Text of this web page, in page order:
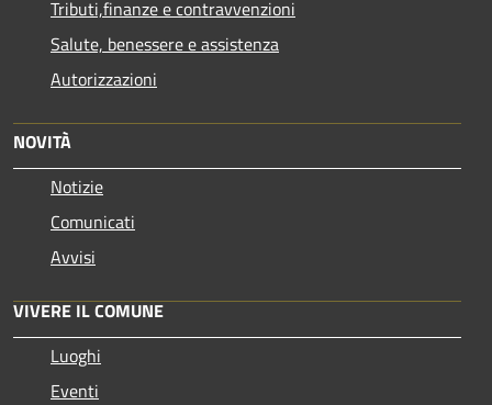
Tributi,finanze e contravvenzioni
Salute, benessere e assistenza
Autorizzazioni
NOVITÀ
Notizie
Comunicati
Avvisi
VIVERE IL COMUNE
Luoghi
Eventi